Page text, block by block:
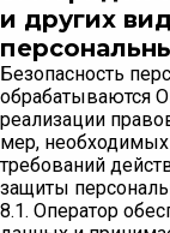
и других
Безопасность
обрабатываются
реализации
мер,
требований
защиты
8.1. Оператор